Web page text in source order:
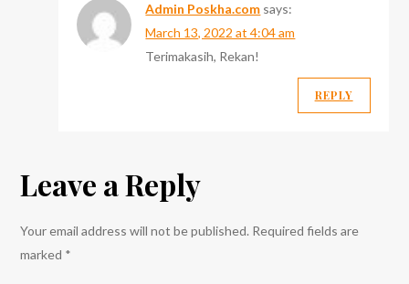
Admin Poskha.com says:
March 13, 2022 at 4:04 am
Terimakasih, Rekan!
REPLY
Leave a Reply
Your email address will not be published. Required fields are
marked *